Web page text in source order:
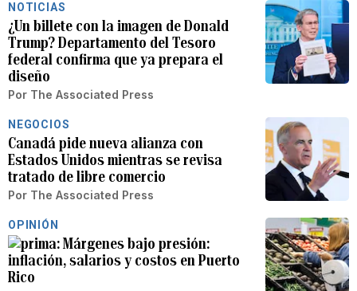
NOTICIAS
¿Un billete con la imagen de Donald
Trump? Departamento del Tesoro
federal confirma que ya prepara el
diseño
Por The Associated Press
NEGOCIOS
Canadá pide nueva alianza con
Estados Unidos mientras se revisa
tratado de libre comercio
Por The Associated Press
OPINIÓN
Márgenes bajo presión:
inflación, salarios y costos en Puerto
Rico